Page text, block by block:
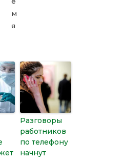
Разговоры
работников
по телефону
начнут